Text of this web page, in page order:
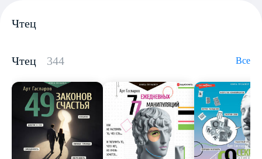
Чтец
Чтец 344 Все